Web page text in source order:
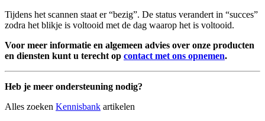
Tijdens het scannen staat er “bezig”. De status verandert in “succes”
zodra het blikje is voltooid met de dag waarop het is voltooid.
Voor meer informatie en algemeen advies over onze producten
en diensten kunt u terecht op contact met ons opnemen.
Heb je meer ondersteuning nodig?
Alles zoeken Kennisbank artikelen